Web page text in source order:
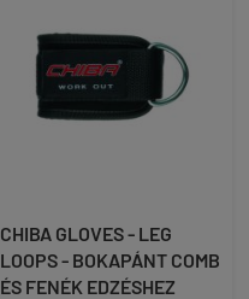
CHIBA GLOVES - LEG
LOOPS - BOKAPÁNT COMB
ÉS FENÉK EDZÉSHEZ